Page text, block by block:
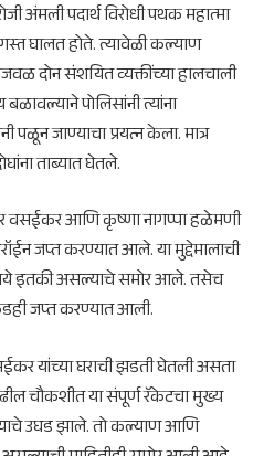
अंमली पदार्थ विरोधी पथक महात्मा
घालत होते. त्यावेळी कल्याण
दोन संशयित व्यक्तींच्या हालचाली
पोलिसांनी त्यांना
पळून जाण्याचा प्रयत्न केला. मात्र
ताब्यात घेतले.
वसईकर आणि कृष्णा नागप्पा हळेमणी
जप्त करण्यात आले. या मुद्देमालाची
इतकी असल्याचे समोर आले. तसेच
जप्त करण्यात आली.
यांच्या घराची झडती घेतली असता
चौकशीत या संपूर्ण रॅकेटचा मुख्य
उघड झाले. तो कल्याण आणि